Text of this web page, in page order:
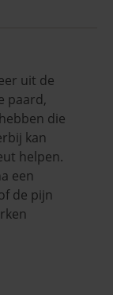
uit de
paard,
die
kan
helpen.
een
de pijn